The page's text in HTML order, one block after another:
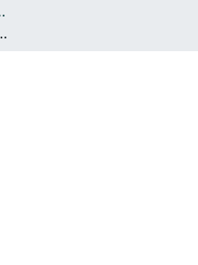
publicar
en Educació)
projectes d’aprenentatge-servei”